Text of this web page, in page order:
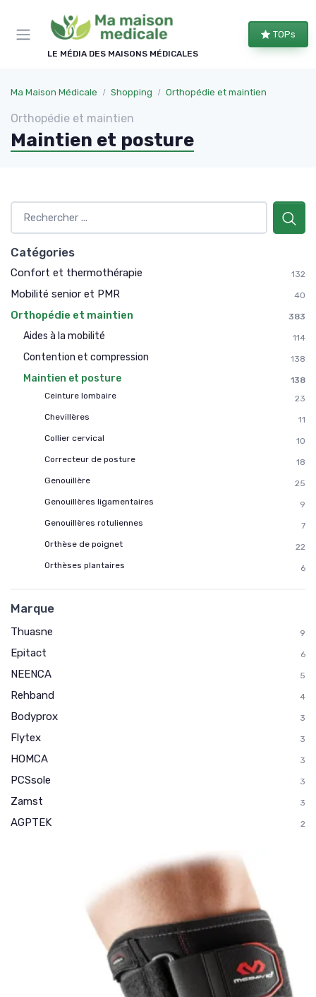
LE MÉDIA DES MAISONS MÉDICALES
TOPs
Ma Maison Médicale Shopping Orthopédie et maintien
Orthopédie et maintien
Maintien et posture
Catégories
Confort et thermothérapie 132
Mobilité senior et PMR 40
Orthopédie et maintien 383
Aides à la mobilité 114
Contention et compression 138
Maintien et posture
138
Ceinture lombaire
23
Chevillères
11
Collier cervical
10
Correcteur de posture
18
Genouillère
25
Genouillères ligamentaires
9
Genouillères rotuliennes
7
Orthèse de poignet
22
Orthèses plantaires
6
Marque
Thuasne 9
Epitact 6
NEENCA 5
Rehband 4
Bodyprox 3
Flytex 3
HOMCA 3
PCSsole 3
Zamst 3
AGPTEK 2